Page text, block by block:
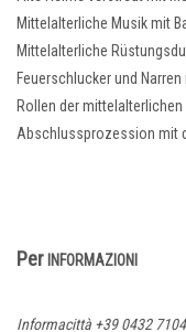
Mittelalterliche Musik mit
Mittelalterliche
Feuerschlucker und
Rollen der
Abschlussprozession mit
Per INFORMAZIONI
Informacittà +39 0432